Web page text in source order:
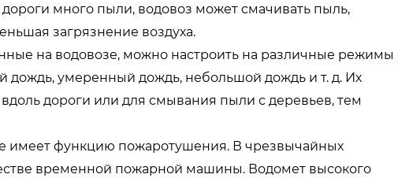
много пыли, водовоз может смачивать пыль,
загрязнение воздуха.
на водовозе, можно настроить на различные режимы
дождь, умеренный дождь, небольшой дождь и т. д. Их
дороги или для смывания пыли с деревьев, тем
имеет функцию пожаротушения. В чрезвычайных
временной пожарной машины. Водомет высокого